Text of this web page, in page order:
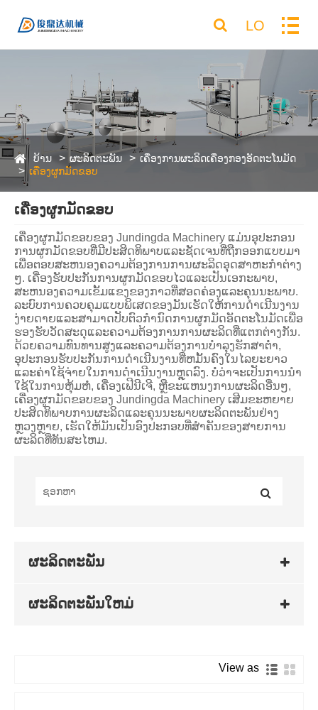
LO
ບ້ານ ຜະລິດຕະພັນ
ເຄື່ອງການຜະລິດເຄື່ອງກອງອັດຕະໂນມັດ
ເຄື່ອງຜູກມັດຂອບ
ເຄື່ອງຜູກມັດຂອບ
ເຄື່ອງຜູກມັດຂອບຂອງ Jundingda Machinery ແມ່ນອຸປະກອນ
ການຜູກມັດຂອບທີ່ມີປະສິດທິພາບແລະຊັດເຈນທີ່ຖືກອອກແບບມາ
ເພື່ອຕອບສະຫນອງຄວາມຕ້ອງການການຜະລິດອຸດສາຫະກໍາຕ່າງ
ໆ. ເຄື່ອງຮັບປະກັນການຜູກມັດຂອບໄວແລະເປັນເອກະພາບ,
ສະຫນອງຄວາມເຂັ້ມແຂງຂອງກາວທີ່ສອດຄ່ອງແລະຄຸນນະພາບ.
ລະບົບການຄວບຄຸມແບບພິເສດຂອງມັນເຮັດໃຫ້ການດໍາເນີນງານ
ງ່າຍດາຍແລະສາມາດປັບຕົວກໍານົດການຜູກມັດອັດຕະໂນມັດເພື່ອ
ຮອງຮັບວັດສະດຸແລະຄວາມຕ້ອງການການຜະລິດທີ່ແຕກຕ່າງກັນ.
ດ້ວຍຄວາມທົນທານສູງແລະຄວາມຕ້ອງການບໍາລຸງຮັກສາຕ່ໍາ,
ອຸປະກອນຮັບປະກັນການດໍາເນີນງານທີ່ຫມັ້ນຄົງໃນໄລຍະຍາວ
ແລະຄ່າໃຊ້ຈ່າຍໃນການດໍາເນີນງານຫຼຸດລົງ. ບໍ່ວ່າຈະເປັນການນໍາ
ໃຊ້ໃນການຫຸ້ມຫໍ່, ເຄື່ອງເຟີນີເຈີ, ຫຼືຂະແຫນງການຜະລິດອື່ນໆ,
ເຄື່ອງຜູກມັດຂອບຂອງ Jundingda Machinery ເສີມຂະຫຍາຍ
ປະສິດທິພາບການຜະລິດແລະຄຸນນະພາບຜະລິດຕະພັນຢ່າງ
ຫຼວງຫຼາຍ, ເຮັດໃຫ້ມັນເປັນອົງປະກອບທີ່ສໍາຄັນຂອງສາຍການ
ຜະລິດທີ່ທັນສະໄຫມ.
ຜະລິດຕະພັນ
ຜະລິດຕະພັນໃຫມ່
View as